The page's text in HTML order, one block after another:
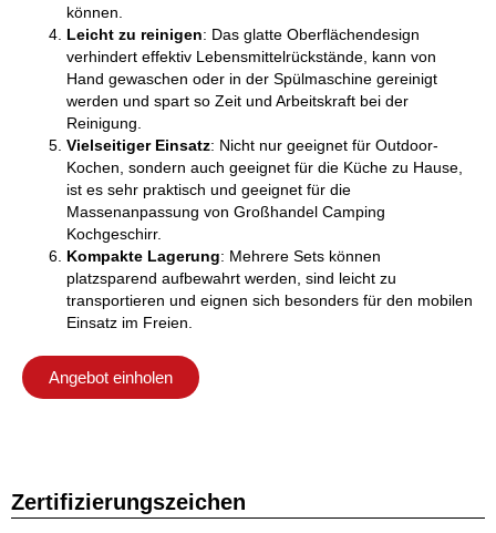
können.
Leicht zu reinigen: Das glatte Oberflächendesign
verhindert effektiv Lebensmittelrückstände, kann von
Hand gewaschen oder in der Spülmaschine gereinigt
werden und spart so Zeit und Arbeitskraft bei der
Reinigung.
Vielseitiger Einsatz: Nicht nur geeignet für Outdoor-
Kochen, sondern auch geeignet für die Küche zu Hause,
ist es sehr praktisch und geeignet für die
Massenanpassung von Großhandel Camping
Kochgeschirr.
Kompakte Lagerung: Mehrere Sets können
platzsparend aufbewahrt werden, sind leicht zu
transportieren und eignen sich besonders für den mobilen
Einsatz im Freien.
Angebot einholen
Zertifizierungszeichen